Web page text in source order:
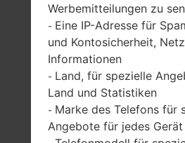
103.3 gramm (3.63
unzen)
Werbemitteilungen zu
- Eine IP-Adresse für
und Kontosicherheit,
Informationen
- Land, für spezielle
Land und Statistiken
- Marke des Telefons für
Angebote für jedes